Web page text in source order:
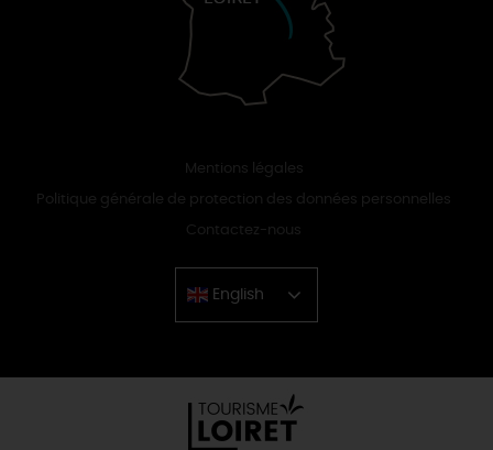
Mentions légales
Politique générale de protection des données personnelles
Contactez-nous
English
Chinese